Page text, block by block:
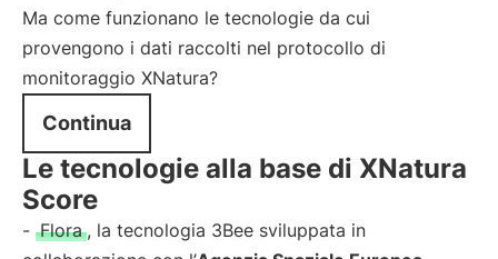
Ma come funzionano le tecnologie da cui
provengono i dati raccolti nel protocollo di
monitoraggio XNatura?
Continua
Le tecnologie alla base di XNatura
Score
- Flora , la tecnologia 3Bee sviluppata in